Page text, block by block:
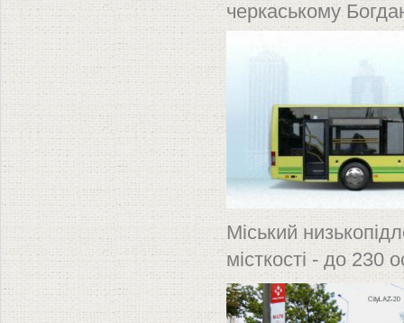
черкаському
Міський
місткості - до 230